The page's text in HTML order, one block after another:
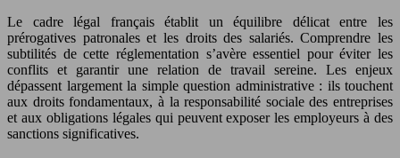
Le cadre légal français établit un équilibre délicat entre les
prérogatives patronales et les droits des salariés. Comprendre les
subtilités de cette réglementation s’avère essentiel pour éviter les
conflits et garantir une relation de travail sereine. Les enjeux
dépassent largement la simple question administrative : ils touchent
aux droits fondamentaux, à la responsabilité sociale des entreprises
et aux obligations légales qui peuvent exposer les employeurs à des
sanctions significatives.